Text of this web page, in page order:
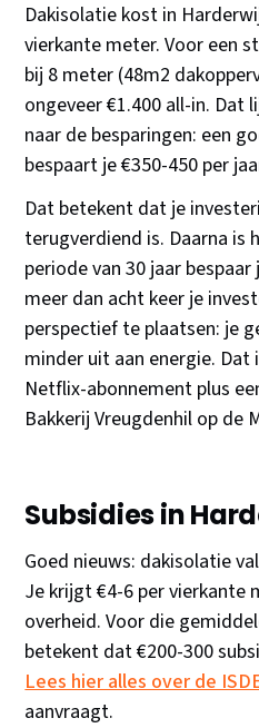
Dakisolatie kost in
vierkante meter. Voor een
bij 8 meter (48m2
ongeveer €1.400 all-in. Dat
naar de besparingen: een
bespaart je €350-450 per
Dat betekent dat je
terugverdiend is. Daarna is
periode van 30 jaar
meer dan acht keer je
perspectief te plaatsen: je
minder uit aan energie. Dat
Netflix-abonnement plus
Bakkerij Vreugdenhil op de
Subsidies in
Goed nieuws: dakisolatie
Je krijgt €4-6 per vierkante
overheid. Voor die
betekent dat €200-300
Lees hier alles over de
aanvraagt.